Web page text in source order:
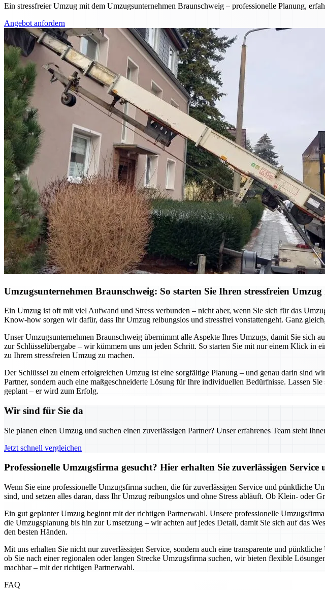
Ein stressfreier Umzug mit dem Umzugsunternehmen Braunschweig – professionelle Planung,
Angebot anfordern
Umzugsunternehmen Braunschweig: So starten Sie Ihren stressfreien
Ein Umzug ist oft mit viel Aufwand und Stress verbunden – nicht aber, wenn Sie sich für das
Know-how sorgen wir dafür, dass Ihr Umzug reibungslos und stressfrei vonstattengeht. Ganz
Unser Umzugsunternehmen Braunschweig übernimmt alle Aspekte Ihres Umzugs, damit Sie sich
zur Schlüsselübergabe – wir kümmern uns um jeden Schritt. So starten Sie mit nur einem Klick in
zu Ihrem stressfreien Umzug zu machen.
Der Schlüssel zu einem erfolgreichen Umzug ist eine sorgfältige Planung – und genau darin sind
Partner, sondern auch eine maßgeschneiderte Lösung für Ihre individuellen Bedürfnisse. Lassen
geplant – er wird zum Erfolg.
Wir sind für Sie da
Sie planen einen Umzug und suchen einen zuverlässigen Partner? Unser erfahrenes Team steht
Jetzt schnell vergleichen
Professionelle Umzugsfirma gesucht? Hier erhalten Sie zuverlässigen
Wenn Sie eine professionelle Umzugsfirma suchen, die für zuverlässigen Service und pünktliche
sind, und setzen alles daran, dass Ihr Umzug reibungslos und ohne Stress abläuft. Ob Klein- oder
Ein gut geplanter Umzug beginnt mit der richtigen Partnerwahl. Unsere professionelle
die Umzugsplanung bis hin zur Umsetzung – wir achten auf jedes Detail, damit Sie sich auf das
den besten Händen.
Mit uns erhalten Sie nicht nur zuverlässigen Service, sondern auch eine transparente und
ob Sie nach einer regionalen oder langen Strecke Umzugsfirma suchen, wir bieten flexible
machbar – mit der richtigen Partnerwahl.
FAQ